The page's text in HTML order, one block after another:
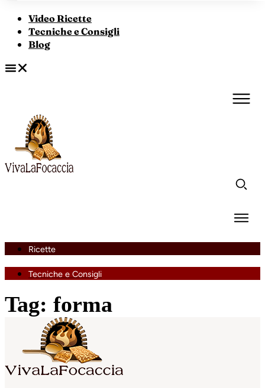
Video Ricette
Tecniche e Consigli
Blog
Ricette
Tecniche e Consigli
Tag: forma